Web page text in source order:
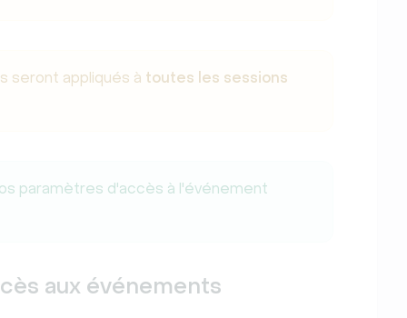
seront appliqués à toutes les sessions
paramètres d'accès à l'événement
aux événements